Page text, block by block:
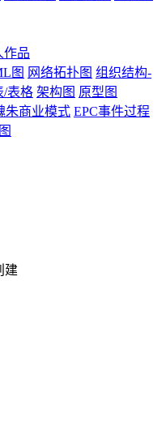
作品
图 网络拓扑图 组织结构-
/表格 架构图 原型图
朱商业模式 EPC事件过程
建